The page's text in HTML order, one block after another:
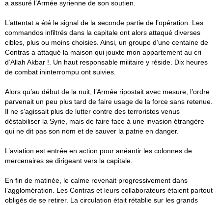
a assuré l’Armée syrienne de son soutien.
L’attentat a été le signal de la seconde partie de l’opération. Les
commandos infiltrés dans la capitale ont alors attaqué diverses
cibles, plus ou moins choisies. Ainsi, un groupe d’une centaine de
Contras a attaqué la maison qui jouxte mon appartement au cri
d’Allah Akbar !. Un haut responsable militaire y réside. Dix heures
de combat ininterrompu ont suivies.
Alors qu’au début de la nuit, l’Armée ripostait avec mesure, l’ordre
parvenait un peu plus tard de faire usage de la force sans retenue.
Il ne s’agissait plus de lutter contre des terroristes venus
déstabiliser la Syrie, mais de faire face à une invasion étrangère
qui ne dit pas son nom et de sauver la patrie en danger.
L’aviation est entrée en action pour anéantir les colonnes de
mercenaires se dirigeant vers la capitale.
En fin de matinée, le calme revenait progressivement dans
l’agglomération. Les Contras et leurs collaborateurs étaient partout
obligés de se retirer. La circulation était rétablie sur les grands